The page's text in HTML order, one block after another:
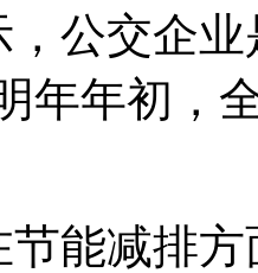
公交企
年年初，
节能减排